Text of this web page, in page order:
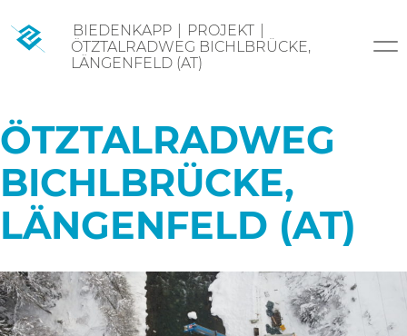
Skip
content
BIEDENKAPP PROJEKT
ÖTZTALRADWEG BICHLBRÜCKE,
LÄNGENFELD (AT)
ÖTZTALRADWEG
BICHLBRÜCKE,
LÄNGENFELD (AT)